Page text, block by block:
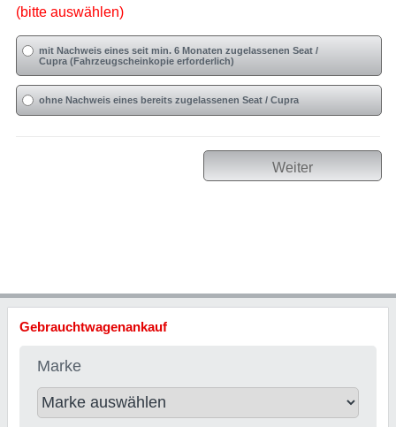
(bitte auswählen)
mit Nachweis eines seit min. 6 Monaten zugelassenen Seat /
Cupra (Fahrzeugscheinkopie erforderlich)
ohne Nachweis eines bereits zugelassenen Seat / Cupra
Weiter
Gebrauchtwagenankauf
Marke